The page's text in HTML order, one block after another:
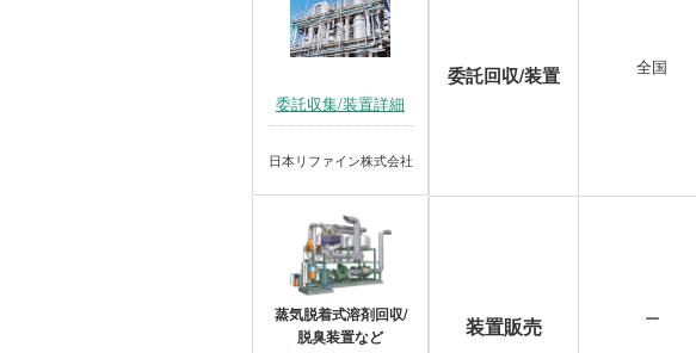
委託収集/装置詳細
日本リファイン株式会社
委託回収/装置 全国
蒸気脱着式溶剤回収/
脱臭装置など
装置販売 ー